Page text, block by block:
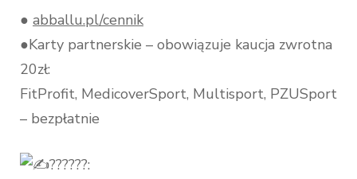
● abballu.pl/cennik
●Karty partnerskie – obowiązuje kaucja zwrotna
20zł:
FitProfit, MedicoverSport, Multisport, PZUSport
– bezpłatnie
??????: